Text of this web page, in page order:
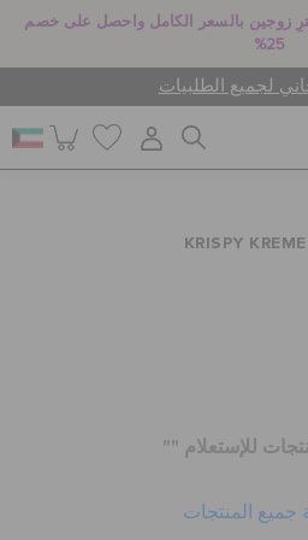
زوجين بالسعر الكامل واحصل على خصم
25%
لجميع الطلبيات
KRISPY KREME
للإستعلام ""
جميع المنتجات